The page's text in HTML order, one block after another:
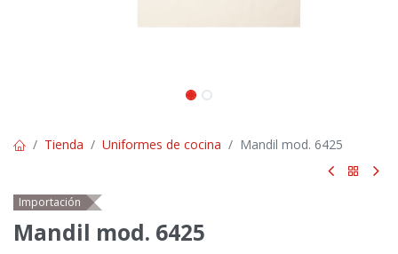
Tienda Uniformes de cocina Mandil mod. 6425
Importación
Mandil mod. 6425